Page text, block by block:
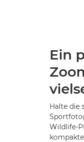
Ein
Halte die
Wildlife-